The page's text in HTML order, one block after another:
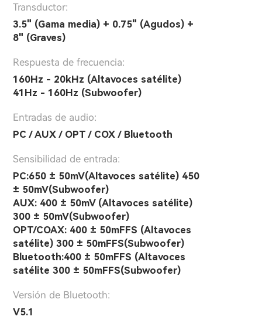
Transductor:
3.5" (Gama media) + 0.75" (Agudos) +
8" (Graves)
Respuesta de frecuencia:
160Hz - 20kHz (Altavoces satélite)
41Hz - 160Hz (Subwoofer)
Entradas de audio:
PC / AUX / OPT / COX / Bluetooth
Sensibilidad de entrada:
PC:650 ± 50mV(Altavoces satélite) 450
± 50mV(Subwoofer)
AUX: 400 ± 50mV (Altavoces satélite)
300 ± 50mV(Subwoofer)
OPT/COAX: 400 ± 50mFFS (Altavoces
satélite) 300 ± 50mFFS(Subwoofer)
Bluetooth:400 ± 50mFFS (Altavoces
satélite 300 ± 50mFFS(Subwoofer)
Versión de Bluetooth:
V5.1